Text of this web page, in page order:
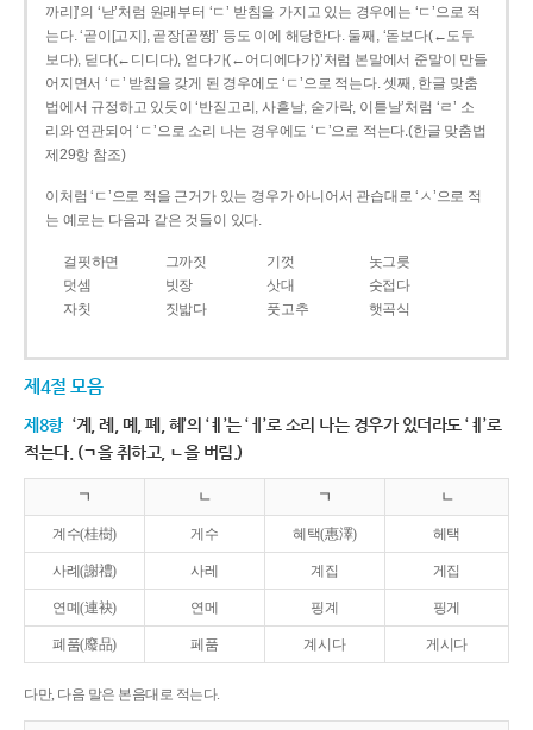
까리]’의 ‘낟’처럼 원래부터 ‘ㄷ’ 받침을 가지고 있는 경우에는 ‘ㄷ’으로 적
는다. ‘곧이[고지], 곧장[곧짱]’ 등도 이에 해당한다. 둘째, ‘돋보다(←도두
보다), 딛다(←디디다), 얻다가(←어디에다가)’처럼 본말에서 준말이 만들
어지면서 ‘ㄷ’ 받침을 갖게 된 경우에도 ‘ㄷ’으로 적는다. 셋째, 한글 맞춤
법에서 규정하고 있듯이 ‘반짇고리, 사흗날, 숟가락, 이튿날’처럼 ‘ㄹ’ 소
리와 연관되어 ‘ㄷ’으로 소리 나는 경우에도 ‘ㄷ’으로 적는다.(한글 맞춤법
제29항 참조)
이처럼 ‘ㄷ’으로 적을 근거가 있는 경우가 아니어서 관습대로 ‘ㅅ’으로 적
는 예로는 다음과 같은 것들이 있다.
걸핏하면 그까짓 기껏
놋그릇
덧셈
빗장 삿대
숫접다
자칫
짓밟다 풋고추 햇곡식
제4절 모음
제8항 ‘계, 례, 몌, 폐, 혜’의 ‘ㅖ’는 ‘ㅔ’로 소리 나는 경우가 있더라도 ‘ㅖ’로
적는다. (ㄱ을 취하고, ㄴ을 버림.)
ㄱ ㄴ ㄱ ㄴ
계수(桂樹) 게수 혜택(惠澤) 헤택
사례(謝禮) 사레 계집 게집
연몌(連袂) 연메 핑계 핑게
폐품(廢品) 페품 계시다 게시다
다만, 다음 말은 본음대로 적는다.